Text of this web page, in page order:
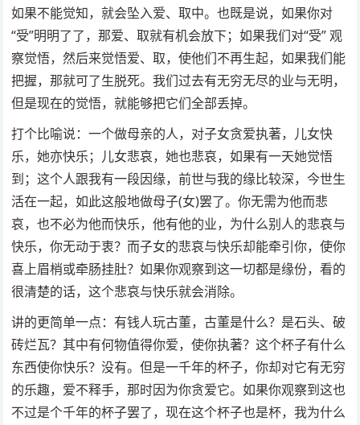
如果不能觉知，就会坠入爱、取中。也既是说，如果你对
“受”明明了了，那爱、取就有机会放下；如果我们对“受” 观
察觉悟，然后来觉悟爱、取，使他们不再生起，如果我们能
把握，那就可了生脱死。我们过去有无穷无尽的业与无明，
但是现在的觉悟，就能够把它们全部丢掉。
打个比喻说：一个做母亲的人，对子女贪爱执著，儿女快
乐，她亦快乐；儿女悲哀，她也悲哀，如果有一天她觉悟
到；这个人跟我有一段因缘，前世与我的缘比较深，今世生
活在一起，如此这般地做母子(女)罢了。你无需为他而悲
哀，也不必为他而快乐，他有他的业，为什么别人的悲哀与
快乐，你无动于衷？而子女的悲哀与快乐却能牵引你，使你
喜上眉梢或牵肠挂肚？如果你观察到这一切都是缘份，看的
很清楚的话，这个悲哀与快乐就会消除。
讲的更简单一点：有钱人玩古董，古董是什么？是石头、破
砖烂瓦？其中有何物值得你爱，使你执著？这个杯子有什么
东西使你快乐？没有。但是一千年的杯子，你却对它有无穷
的乐趣，爱不释手，那时因为你贪爱它。如果你观察到这也
不过是个千年的杯子罢了，现在这个杯子也是杯，我为什么